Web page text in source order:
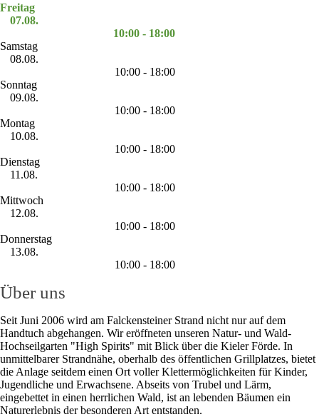
Freitag
07.08.
10:00 - 18:00
Samstag
08.08.
10:00 - 18:00
Sonntag
09.08.
10:00 - 18:00
Montag
10.08.
10:00 - 18:00
Dienstag
11.08.
10:00 - 18:00
Mittwoch
12.08.
10:00 - 18:00
Donnerstag
13.08.
10:00 - 18:00
Über uns
Seit Juni 2006 wird am Falckensteiner Strand nicht nur auf dem
Handtuch abgehangen. Wir eröffneten unseren Natur- und Wald-
Hochseilgarten "High Spirits" mit Blick über die Kieler Förde. In
unmittelbarer Strandnähe, oberhalb des öffentlichen Grillplatzes, bietet
die Anlage seitdem einen Ort voller Klettermöglichkeiten für Kinder,
Jugendliche und Erwachsene. Abseits von Trubel und Lärm,
eingebettet in einen herrlichen Wald, ist an lebenden Bäumen ein
Naturerlebnis der besonderen Art entstanden.